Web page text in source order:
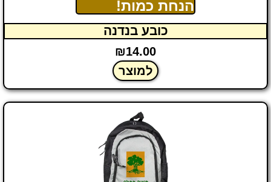
הנחת כמות!
כובע בנדנה
₪14.00
למוצר